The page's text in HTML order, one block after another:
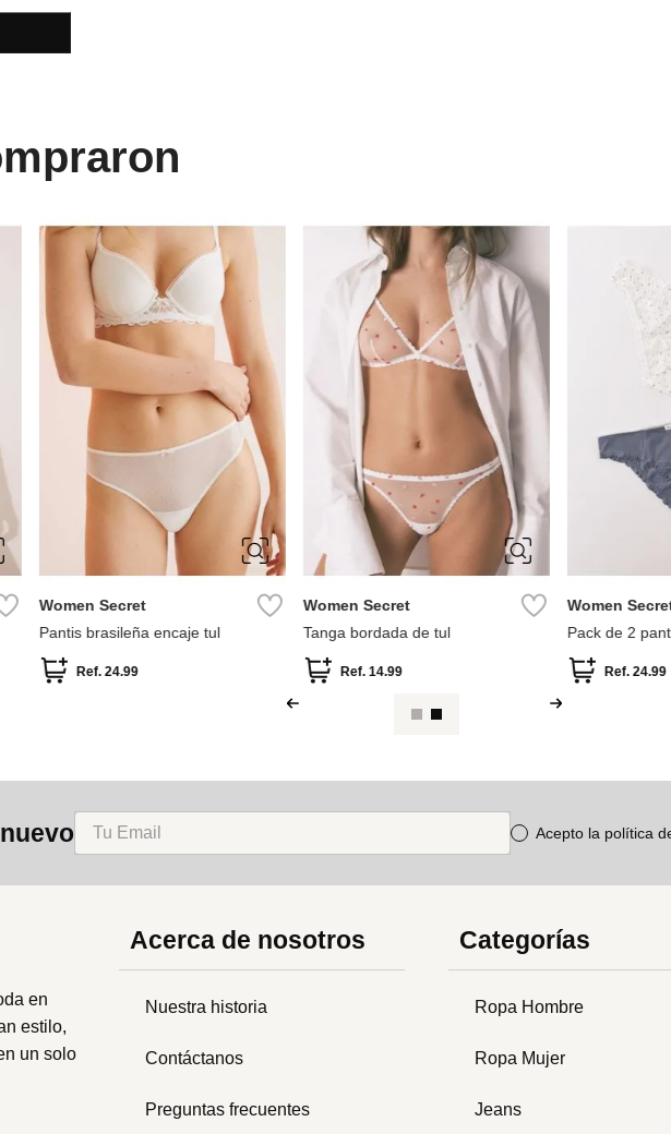
L
M
Women Secret
Pantis brasileña encaje tul
Ref. 24.99
M
S
XS
Women Secret
Tanga bordada de tul
Ref. 14.99
Women
Pack de 2
Ref. 24.99
Acepto la política
en
estilo,
un solo
Acerca de nosotros
Nuestra historia
Contáctanos
Preguntas frecuentes
Categorías
Ropa Hombre
Ropa Mujer
Jeans